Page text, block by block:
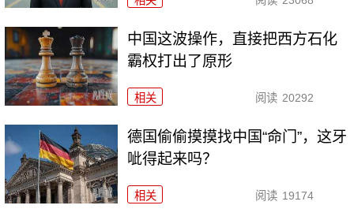
中国这波操作，直接把西方石化
霸权打出了原形
相关 阅读 20292
德国偷偷摸摸找中国“命门”，这牙
呲得起来吗？
相关 阅读 19174